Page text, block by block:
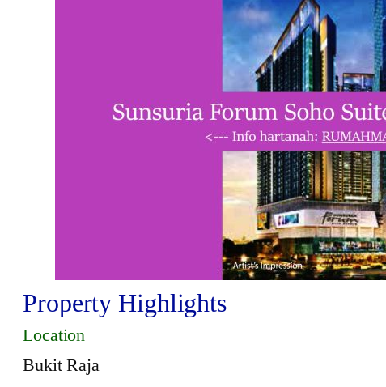
Property Highlights
Location
Bukit Raja